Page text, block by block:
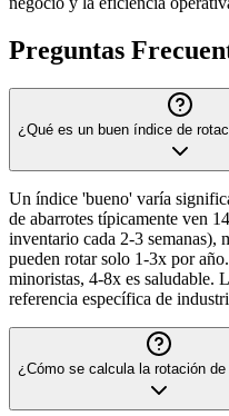
Preguntas
¿Qué es un buen índice de
Un índice 'bueno' varía
de abarrotes típicamente ven
inventario cada 2-3 semanas),
pueden rotar solo 1-3x por
minoristas, 4-8x es saludable.
referencia específica de
¿Cómo se calcula la rotación